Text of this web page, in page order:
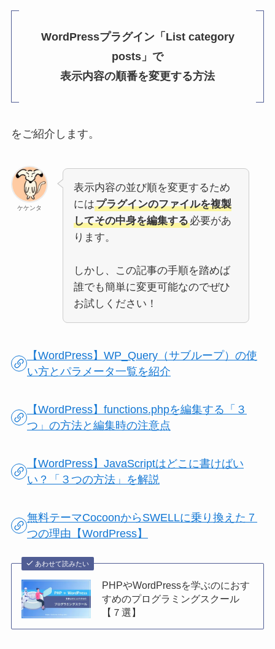
WordPressプラグイン「List category
posts」で
表示内容の順番を変更する方法
をご紹介します。
ケケンタ
表示内容の並び順を変更するため
にはプラグインのファイルを複製
してその中身を編集する必要があ
ります。
しかし、この記事の手順を踏めば
誰でも簡単に変更可能なのでぜひ
お試しください！
【WordPress】WP_Query（サブループ）の使
い方とパラメータ一覧を紹介
【WordPress】functions.phpを編集する「３
つ」の方法と編集時の注意点
【WordPress】JavaScriptはどこに書けばい
い？「３つの方法」を解説
無料テーマCocoonからSWELLに乗り換えた７
つの理由【WordPress】
あわせて読みたい
PHPやWordPressを学ぶのにおす
すめのプログラミングスクール
【７選】